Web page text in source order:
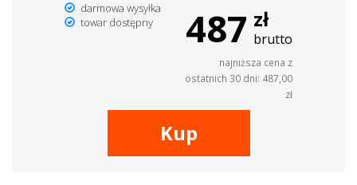
darmowa wysyłka
towar dostępny
487 zł
brutto
najniższa cena z
ostatnich 30 dni: 487,00
zł
Kup